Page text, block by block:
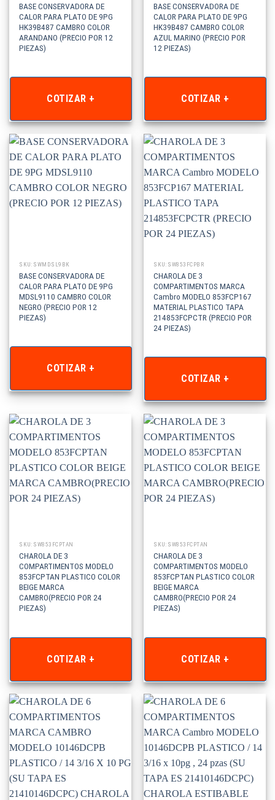
BASE CONSERVADORA DE
CALOR PARA PLATO DE 9PG
HK39B487 CAMBRO COLOR
ARANDANO (PRECIO POR 12
PIEZAS)
COTIZAR +
BASE CONSERVADORA DE
CALOR PARA PLATO DE 9PG
HK39B487 CAMBRO COLOR
AZUL MARINO (PRECIO POR
12 PIEZAS)
COTIZAR +
SKU: SWMDSL9BK
BASE CONSERVADORA DE
CALOR PARA PLATO DE 9PG
MDSL9110 CAMBRO COLOR
NEGRO (PRECIO POR 12
PIEZAS)
COTIZAR +
SKU: SW853FCPBR
CHAROLA DE 3
COMPARTIMENTOS MARCA
Cambro MODELO 853FCP167
MATERIAL PLASTICO TAPA
214853FCPCTR (PRECIO POR
24 PIEZAS)
COTIZAR +
SKU: SW853FCPTAN
CHAROLA DE 3
COMPARTIMENTOS MODELO
853FCPTAN PLASTICO COLOR
BEIGE MARCA
CAMBRO(PRECIO POR 24
PIEZAS)
COTIZAR +
SKU: SW853FCPTAN
CHAROLA DE 3
COMPARTIMENTOS MODELO
853FCPTAN PLASTICO COLOR
BEIGE MARCA
CAMBRO(PRECIO POR 24
PIEZAS)
COTIZAR +